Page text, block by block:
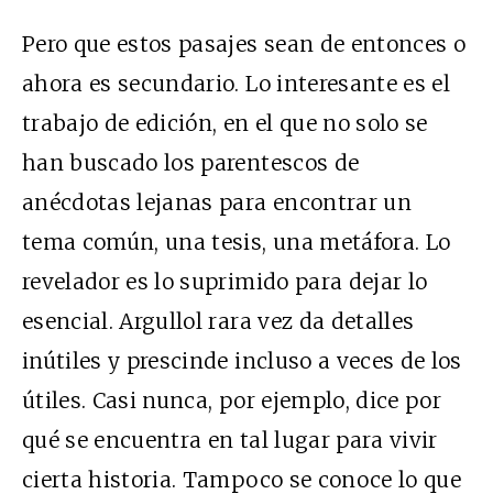
Pero que estos pasajes sean de entonces o
ahora es secundario. Lo interesante es el
trabajo de edición, en el que no solo se
han buscado los parentescos de
anécdotas lejanas para encontrar un
tema común, una tesis, una metáfora. Lo
revelador es lo suprimido para dejar lo
esencial. Argullol rara vez da detalles
inútiles y prescinde incluso a veces de los
útiles. Casi nunca, por ejemplo, dice por
qué se encuentra en tal lugar para vivir
cierta historia. Tampoco se conoce lo que